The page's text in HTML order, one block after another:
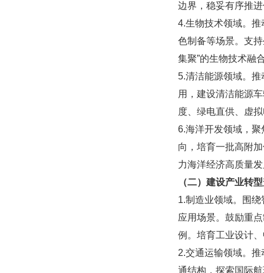
边界，稳妥有序推
4.生物技术领域。
色制备等场景。支
集聚”的生物技术融
5.清洁能源领域。
用，建设清洁能源
度、绿电直供、虚
6.海洋开发领域，
向，培育一批高附
力海洋经济高质量
（二）建设产业转
1.制造业领域。围
应用场景。鼓励重
例。培育工业设计
2.交通运输领域。
通结构，探索国际